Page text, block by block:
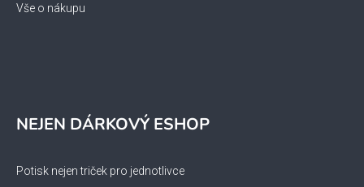
Vše o nákupu
NEJEN DÁRKOVÝ ESHOP
Potisk nejen triček pro jednotlivce